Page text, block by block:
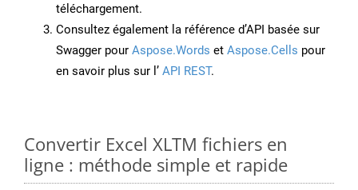
téléchargement.
Consultez également la référence d’API basée sur
Swagger pour Aspose.Words et Aspose.Cells pour
en savoir plus sur l’ API REST.
Convertir Excel XLTM fichiers en
ligne : méthode simple et rapide